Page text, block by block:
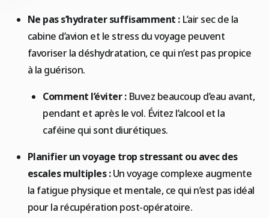
Ne pas s’hydrater suffisamment :L’air sec de la
cabine d’avion et le stress du voyage peuvent
favoriser la déshydratation, ce qui n’est pas propice
à la guérison.
Comment l’éviter :Buvez beaucoup d’eau avant,
pendant et après le vol. Évitez l’alcool et la
caféine qui sont diurétiques.
Planifier un voyage trop stressant ou avec des
escales multiples :Un voyage complexe augmente
la fatigue physique et mentale, ce qui n’est pas idéal
pour la récupération post-opératoire.